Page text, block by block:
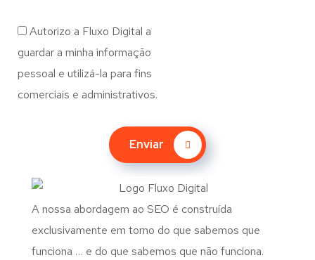
Autorizo a Fluxo Digital a
guardar a minha informação
pessoal e utilizá-la para fins
comerciais e administrativos.
Enviar
A nossa abordagem ao SEO é construída
exclusivamente em torno do que sabemos que
funciona … e do que sabemos que não funciona.